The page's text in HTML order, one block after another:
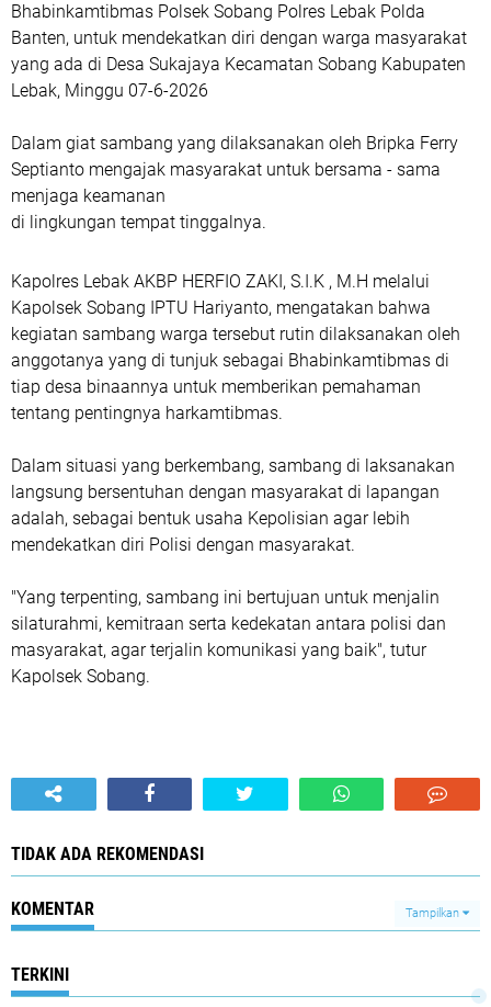
Bhabinkamtibmas Polsek Sobang Polres Lebak Polda
Banten, untuk mendekatkan diri dengan warga masyarakat
yang ada di Desa Sukajaya Kecamatan Sobang Kabupaten
Lebak, Minggu 07-6-2026
Dalam giat sambang yang dilaksanakan oleh Bripka Ferry
Septianto mengajak masyarakat untuk bersama - sama
menjaga keamanan
di lingkungan tempat tinggalnya.
Kapolres Lebak AKBP HERFIO ZAKI, S.I.K , M.H melalui
Kapolsek Sobang IPTU Hariyanto, mengatakan bahwa
kegiatan sambang warga tersebut rutin dilaksanakan oleh
anggotanya yang di tunjuk sebagai Bhabinkamtibmas di
tiap desa binaannya untuk memberikan pemahaman
tentang pentingnya harkamtibmas.
Dalam situasi yang berkembang, sambang di laksanakan
langsung bersentuhan dengan masyarakat di lapangan
adalah, sebagai bentuk usaha Kepolisian agar lebih
mendekatkan diri Polisi dengan masyarakat.
"Yang terpenting, sambang ini bertujuan untuk menjalin
silaturahmi, kemitraan serta kedekatan antara polisi dan
masyarakat, agar terjalin komunikasi yang baik", tutur
Kapolsek Sobang.
TIDAK ADA REKOMENDASI
KOMENTAR Tampilkan
TERKINI